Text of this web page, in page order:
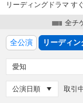
リーディングドラマ す
全チ
全公演 リーディ
取引